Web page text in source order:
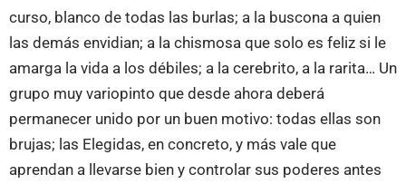
curso, blanco de todas las burlas; a la buscona a quien
las demás envidian; a la chismosa que solo es feliz si le
amarga la vida a los débiles; a la cerebrito, a la rarita… Un
grupo muy variopinto que desde ahora deberá
permanecer unido por un buen motivo: todas ellas son
brujas; las Elegidas, en concreto, y más vale que
aprendan a llevarse bien y controlar sus poderes antes